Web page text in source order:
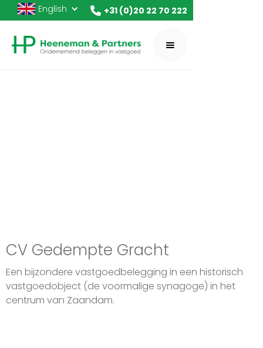
English +31 (0)20 22 70 222
CV Gedempte Gracht
Een bijzondere vastgoedbelegging in een historisch
vastgoedobject (de voormalige synagoge) in het
centrum van Zaandam.